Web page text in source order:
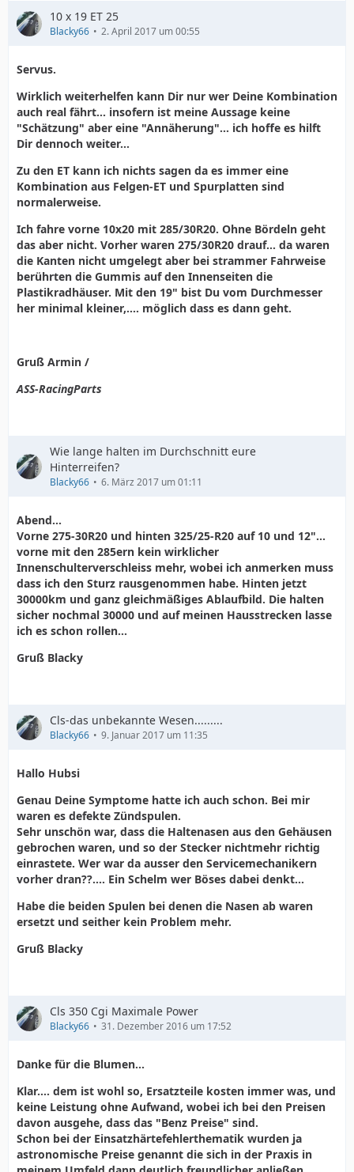
10 x 19 ET 25
Blacky66 2. April 2017 um 00:55
Servus.
Wirklich weiterhelfen kann Dir nur wer Deine Kombination
auch real fährt... insofern ist meine Aussage keine
"Schätzung" aber eine "Annäherung"... ich hoffe es hilft
Dir dennoch weiter...
Zu den ET kann ich nichts sagen da es immer eine
Kombination aus Felgen-ET und Spurplatten sind
normalerweise.
Ich fahre vorne 10x20 mit 285/30R20. Ohne Bördeln geht
das aber nicht. Vorher waren 275/30R20 drauf... da waren
die Kanten nicht umgelegt aber bei strammer Fahrweise
berührten die Gummis auf den Innenseiten die
Plastikradhäuser. Mit den 19" bist Du vom Durchmesser
her minimal kleiner,.... möglich dass es dann geht.
Gruß Armin /
ASS-RacingParts
Wie lange halten im Durchschnitt eure
Hinterreifen?
Blacky66 6. März 2017 um 01:11
Abend...
Vorne 275-30R20 und hinten 325/25-R20 auf 10 und 12"...
vorne mit den 285ern kein wirklicher
Innenschulterverschleiss mehr, wobei ich anmerken muss
dass ich den Sturz rausgenommen habe. Hinten jetzt
30000km und ganz gleichmäßiges Ablaufbild. Die halten
sicher nochmal 30000 und auf meinen Hausstrecken lasse
ich es schon rollen...
Gruß Blacky
Cls-das unbekannte Wesen.........
Blacky66 9. Januar 2017 um 11:35
Hallo Hubsi
Genau Deine Symptome hatte ich auch schon. Bei mir
waren es defekte Zündspulen.
Sehr unschön war, dass die Haltenasen aus den Gehäusen
gebrochen waren, und so der Stecker nichtmehr richtig
einrastete. Wer war da ausser den Servicemechanikern
vorher dran??.... Ein Schelm wer Böses dabei denkt...
Habe die beiden Spulen bei denen die Nasen ab waren
ersetzt und seither kein Problem mehr.
Gruß Blacky
Cls 350 Cgi Maximale Power
Blacky66 31. Dezember 2016 um 17:52
Danke für die Blumen...
Klar.... dem ist wohl so, Ersatzteile kosten immer was, und
keine Leistung ohne Aufwand, wobei ich bei den Preisen
davon ausgehe, dass das "Benz Preise" sind.
Schon bei der Einsatzhärtefehlerthematik wurden ja
astronomische Preise genannt die sich in der Praxis in